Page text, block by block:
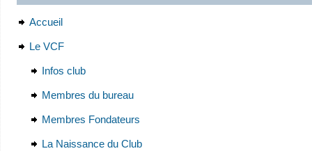
Accueil
Le VCF
Infos club
Membres du bureau
Membres Fondateurs
La Naissance du Club